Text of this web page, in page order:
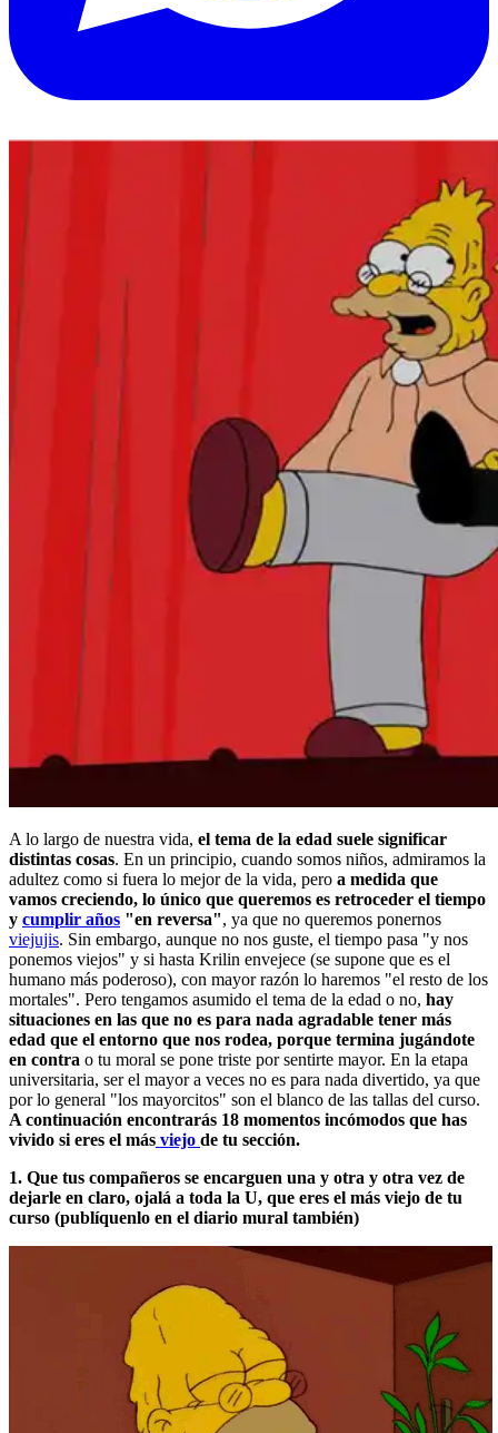
A lo largo de nuestra vida, el tema de la edad suele significar
distintas cosas. En un principio, cuando somos niños, admiramos la
adultez como si fuera lo mejor de la vida, pero a medida que
vamos creciendo, lo único que queremos es retroceder el tiempo
y cumplir años "en reversa", ya que no queremos ponernos
viejujis. Sin embargo, aunque no nos guste, el tiempo pasa "y nos
ponemos viejos" y si hasta Krilin envejece (se supone que es el
humano más poderoso), con mayor razón lo haremos "el resto de los
mortales". Pero tengamos asumido el tema de la edad o no, hay
situaciones en las que no es para nada agradable tener más
edad que el entorno que nos rodea, porque termina jugándote
en contra o tu moral se pone triste por sentirte mayor. En la etapa
universitaria, ser el mayor a veces no es para nada divertido, ya que
por lo general "los mayorcitos" son el blanco de las tallas del curso.
A continuación encontrarás 18 momentos incómodos que has
vivido si eres el más viejo de tu sección.
1. Que tus compañeros se encarguen una y otra y otra vez de
dejarle en claro, ojalá a toda la U, que eres el más viejo de tu
curso (publíquenlo en el diario mural también)